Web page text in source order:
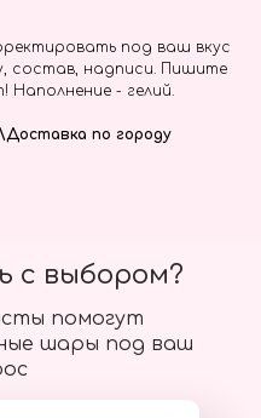
под ваш вкус
состав, надписи. Пишите
Наполнение - гелий.
по городу
помогут
шары под ваш
с выбором?